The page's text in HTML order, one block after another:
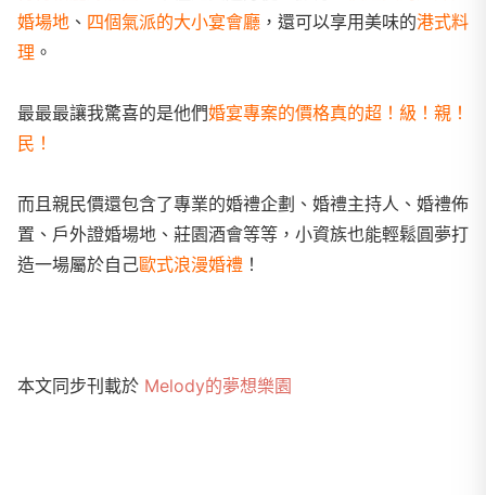
婚場地 、 四個氣派的大小宴會廳 ，還可以享用美味的港式料
理 。
最最最讓我驚喜的是他們婚宴專案的價格真的超！級！親！
民！
而且親民價還包含了專業的婚禮企劃、婚禮主持人、婚禮佈
置、戶外證婚場地、莊園酒會等等，小資族也能輕鬆圓夢打
造一場屬於自己歐式浪漫婚禮 ！
本文同步刊載於 Melody的夢想樂園